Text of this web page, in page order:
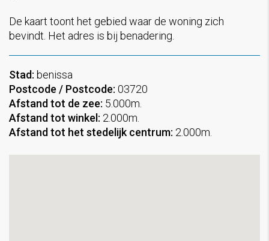
De kaart toont het gebied waar de woning zich
bevindt. Het adres is bij benadering.
Stad: benissa
Postcode / Postcode: 03720
Afstand tot de zee: 5.000m.
Afstand tot winkel: 2.000m.
Afstand tot het stedelijk centrum: 2.000m.